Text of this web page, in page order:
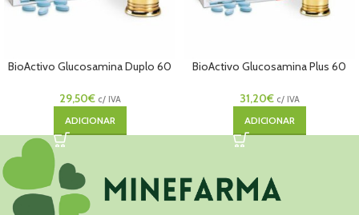
BioActivo Glucosamina Duplo 60
29,50€ c/ IVA
ADICIONAR
BioActivo Glucosamina Plus 60
31,20€ c/ IVA
ADICIONAR